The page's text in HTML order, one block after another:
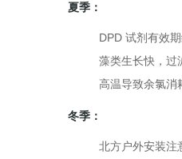
夏季：
DPD 试剂有效
藻类生长快，过
高温导致余氯
冬季：
北方户外安装